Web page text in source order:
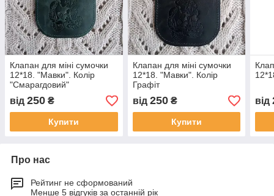
Клапан для міні сумочки
12*18. "Мавки". Колір
"Смарагдовий"
від 250 ₴
Купити
Клапан для міні сумочки
12*18. "Мавки". Колір
Графіт
від 250₴
Купити
від
Про нас
Рейтинг не сформований
Менше 5 відгуків за останній рік